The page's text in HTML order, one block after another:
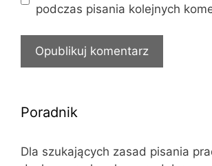
podczas pisania kolejnych
Poradnik
Dla szukających zasad pisania